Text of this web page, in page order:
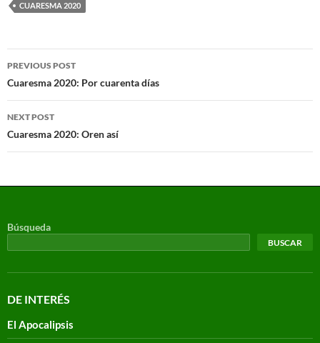
CUARESMA 2020
PREVIOUS POST
Cuaresma 2020: Por cuarenta días
NEXT POST
Cuaresma 2020: Oren así
Búsqueda
BUSCAR
DE INTERÉS
El Apocalipsis